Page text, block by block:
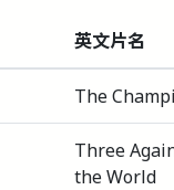
英文片名
The
Three
the World